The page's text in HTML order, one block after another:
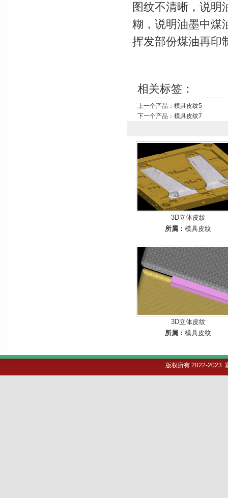
图纹不清晰，说明
糊，说明油墨中煤
挥发部份煤油再印
相关标签：
上一个产品： 模具皮纹5
下一个产品： 模具皮纹7
3D立体皮纹
所属：模具皮纹
3D立体皮纹
所属：模具皮纹
版权所有 2022-